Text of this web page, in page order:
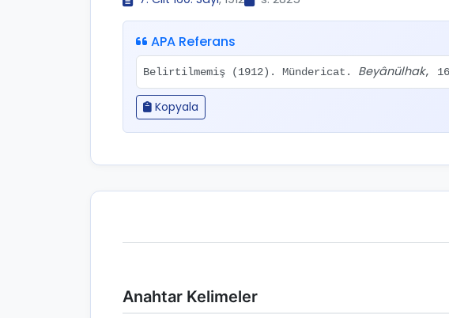
APA Referans
Belirtilmemiş (1912). Mündericat. Beyânülhak,
Kopyala
Anahtar Kelimeler